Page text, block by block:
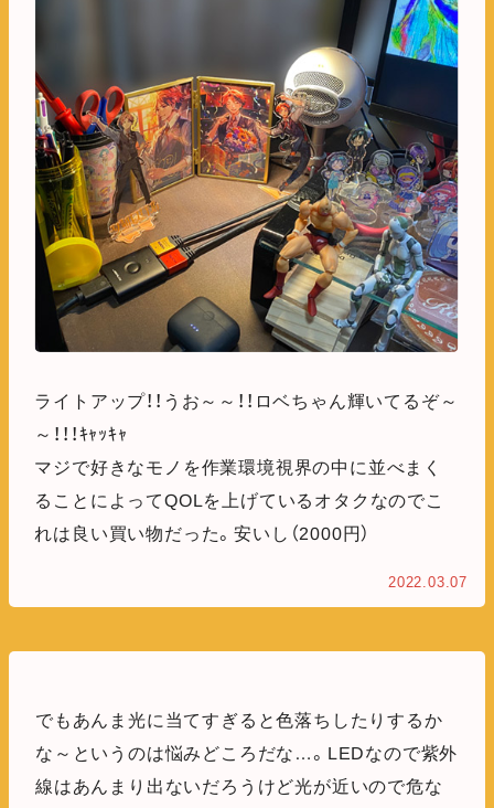
ライトアップ！！うお～～！！ロベちゃん輝いてるぞ～
～！！！ｷｬｯｷｬ
マジで好きなモノを作業環境視界の中に並べまく
ることによってQOLを上げているオタクなのでこ
れは良い買い物だった。安いし（2000円）
2022.03.07
でもあんま光に当てすぎると色落ちしたりするか
な～というのは悩みどころだな…。LEDなので紫外
線はあんまり出ないだろうけど光が近いので危な